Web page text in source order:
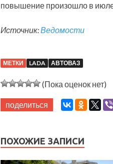
повышение произошло в
Источник:Ведомости
МЕТКИ LADA АВТОВАЗ
(Пока оценок нет)
поделиться
ПОХОЖИЕ ЗАПИСИ